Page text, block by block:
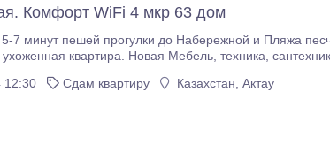
Комфорт WiFi 4 мкр 63 дом
пешей прогулки до Набережной и Пляжа песчаного. Яхт-клуб.
12:30
Сдам квартиру Казахстан, Актау